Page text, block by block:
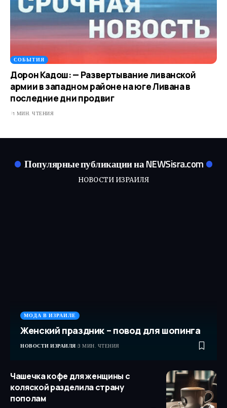
СОБЫТИЯ
Дорон Кадош: — Развертывание ливанской
армии в западном районе на юге Ливана в
последние дни продвиг
1 МИН. ЧТЕНИЯ
Популярные публикации на NEWSisra.com
НОВОСТИ ИЗРАИЛЯ
МОДА В ИЗРАИЛЕ
Женский праздник – повод для шопинга
НОВОСТИ ИЗРАИЛЯ 3 МИН. ЧТЕНИЯ
Чашечка кофе для женщины с
коляской разделила страну
пополам